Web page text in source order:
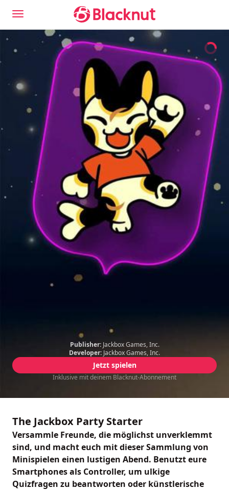
Publisher: Jackbox Games, Inc.
Developer: Jackbox Games, Inc.
Jetzt spielen
Inklusive mit deinem Blacknut-Abonnement
The Jackbox Party Starter
Versammle Freunde, die möglichst unverklemmt
sind, und macht euch mit dieser Sammlung von
Minispielen einen lustigen Abend. Benutzt eure
Smartphones als Controller, um ulkige
Quizfragen zu beantworten oder künstlerische